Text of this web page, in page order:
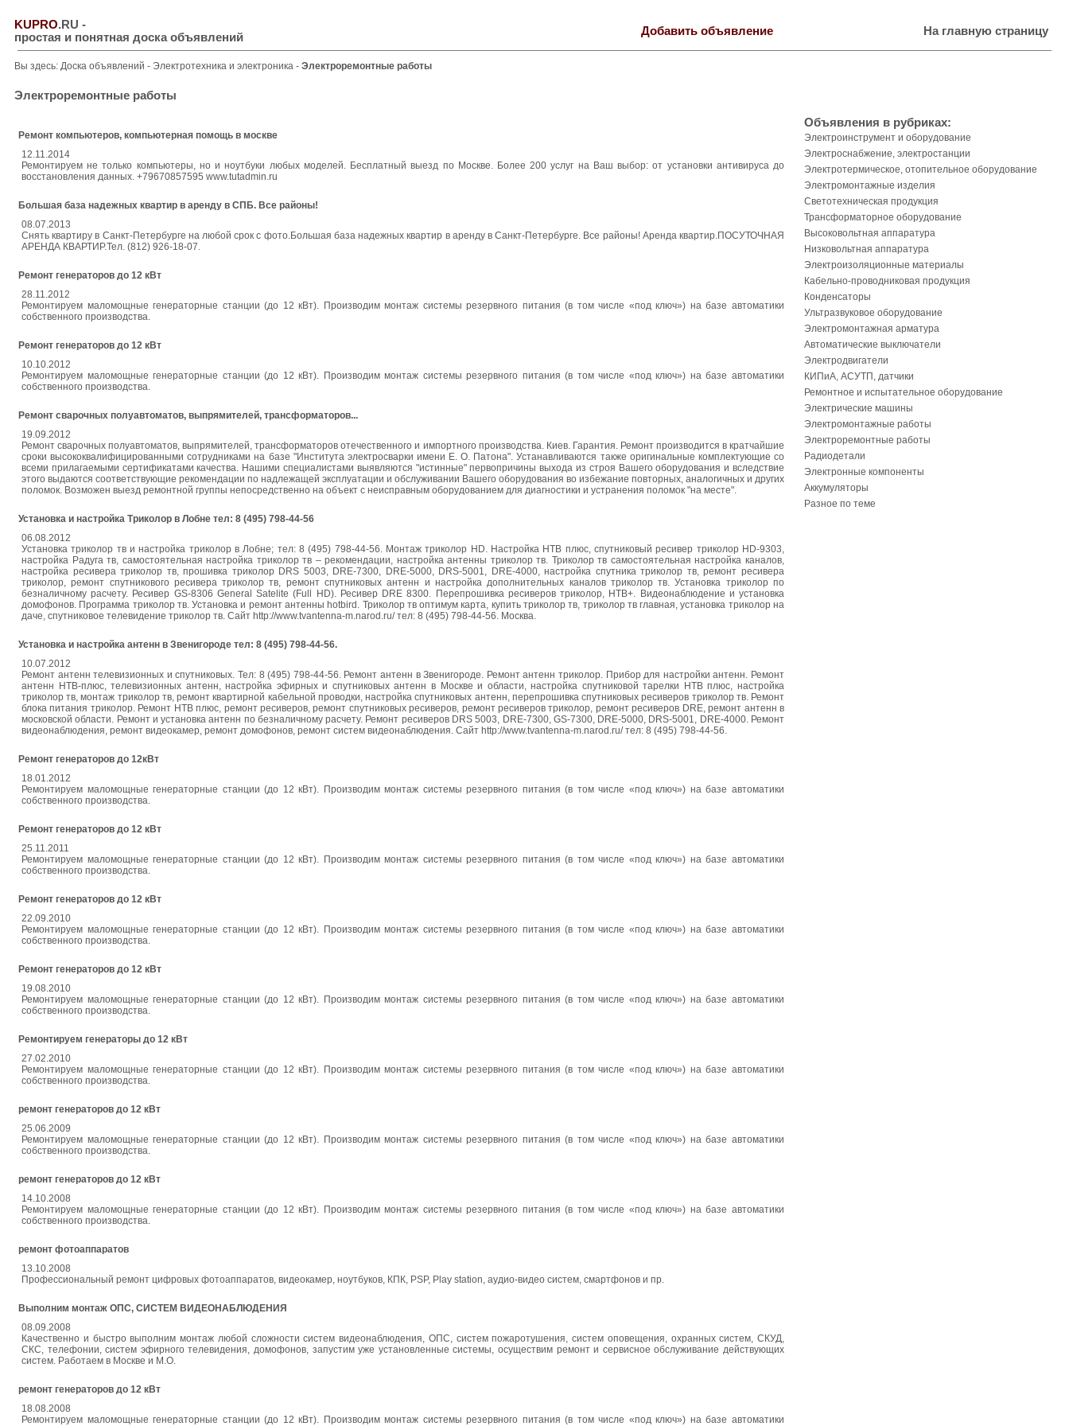
KUPRO.RU -
простая и понятная доска объявлений
Добавить объявление На главную страницу
Вы здесь: Доска объявлений - Электротехника и электроника - Электроремонтные работы
Электроремонтные работы
Ремонт компьютеров, компьютерная помощь в москве
12.11.2014
Ремонтируем не только компьютеры, но и ноутбуки любых моделей. Бесплатный выезд по Москве. Более 200 услуг на Ваш выбор: от установки антивируса до
восстановления данных. +79670857595 www.tutadmin.ru
Большая база надежных квартир в аренду в СПБ. Все районы!
08.07.2013
Снять квартиру в Санкт-Петербурге на любой срок с фото.Большая база надежных квартир в аренду в Санкт-Петербурге. Все районы! Аренда квартир.ПОСУТОЧНАЯ
АРЕНДА КВАРТИР.Тел. (812) 926-18-07.
Ремонт генераторов до 12 кВт
28.11.2012
Ремонтируем маломощные генераторные станции (до 12 кВт). Производим монтаж системы резервного питания (в том числе «под ключ») на базе автоматики
собственного производства.
Ремонт генераторов до 12 кВт
10.10.2012
Ремонтируем маломощные генераторные станции (до 12 кВт). Производим монтаж системы резервного питания (в том числе «под ключ») на базе автоматики
собственного производства.
Ремонт сварочных полуавтоматов, выпрямителей, трансформаторов...
19.09.2012
Ремонт сварочных полуавтоматов, выпрямителей, трансформаторов отечественного и импортного производства. Киев. Гарантия. Ремонт производится в кратчайшие
сроки высококвалифицированными сотрудниками на базе "Института электросварки имени Е. О. Патона". Устанавливаются также оригинальные комплектующие со
всеми прилагаемыми сертификатами качества. Нашими специалистами выявляются "истинные" первопричины выхода из строя Вашего оборудования и вследствие
этого выдаются соответствующие рекомендации по надлежащей эксплуатации и обслуживании Вашего оборудования во избежание повторных, аналогичных и других
поломок. Возможен выезд ремонтной группы непосредственно на объект с неисправным оборудованием для диагностики и устранения поломок "на месте".
Установка и настройка Триколор в Лобне тел: 8 (495) 798-44-56
06.08.2012
Установка триколор тв и настройка триколор в Лобне; тел: 8 (495) 798-44-56. Монтаж триколор HD. Настройка НТВ плюс, спутниковый ресивер триколор HD-9303,
настройка Радуга тв, самостоятельная настройка триколор тв – рекомендации, настройка антенны триколор тв. Триколор тв самостоятельная настройка каналов,
настройка ресивера триколор тв, прошивка триколор DRS 5003, DRE-7300, DRE-5000, DRS-5001, DRE-4000, настройка спутника триколор тв, ремонт ресивера
триколор, ремонт спутникового ресивера триколор тв, ремонт спутниковых антенн и настройка дополнительных каналов триколор тв. Установка триколор по
безналичному расчету. Ресивер GS-8306 General Satelite (Full HD). Ресивер DRE 8300. Перепрошивка ресиверов триколор, НТВ+. Видеонаблюдение и установка
домофонов. Программа триколор тв. Установка и ремонт антенны hotbird. Триколор тв оптимум карта, купить триколор тв, триколор тв главная, установка триколор на
даче, спутниковое телевидение триколор тв. Сайт http://www.tvantenna-m.narod.ru/ тел: 8 (495) 798-44-56. Москва.
Установка и настройка антенн в Звенигороде тел: 8 (495) 798-44-56.
10.07.2012
Ремонт антенн телевизионных и спутниковых. Тел: 8 (495) 798-44-56. Ремонт антенн в Звенигороде. Ремонт антенн триколор. Прибор для настройки антенн. Ремонт
антенн НТВ-плюс, телевизионных антенн, настройка эфирных и спутниковых антенн в Москве и области, настройка спутниковой тарелки НТВ плюс, настройка
триколор тв, монтаж триколор тв, ремонт квартирной кабельной проводки, настройка спутниковых антенн, перепрошивка спутниковых ресиверов триколор тв. Ремонт
блока питания триколор. Ремонт НТВ плюс, ремонт ресиверов, ремонт спутниковых ресиверов, ремонт ресиверов триколор, ремонт ресиверов DRE, ремонт антенн в
московской области. Ремонт и установка антенн по безналичному расчету. Ремонт ресиверов DRS 5003, DRE-7300, GS-7300, DRE-5000, DRS-5001, DRE-4000. Ремонт
видеонаблюдения, ремонт видеокамер, ремонт домофонов, ремонт систем видеонаблюдения. Сайт http://www.tvantenna-m.narod.ru/ тел: 8 (495) 798-44-56.
Ремонт генераторов до 12кВт
18.01.2012
Ремонтируем маломощные генераторные станции (до 12 кВт). Производим монтаж системы резервного питания (в том числе «под ключ») на базе автоматики
собственного производства.
Ремонт генераторов до 12 кВт
25.11.2011
Ремонтируем маломощные генераторные станции (до 12 кВт). Производим монтаж системы резервного питания (в том числе «под ключ») на базе автоматики
собственного производства.
Ремонт генераторов до 12 кВт
22.09.2010
Ремонтируем маломощные генераторные станции (до 12 кВт). Производим монтаж системы резервного питания (в том числе «под ключ») на базе автоматики
собственного производства.
Ремонт генераторов до 12 кВт
19.08.2010
Ремонтируем маломощные генераторные станции (до 12 кВт). Производим монтаж системы резервного питания (в том числе «под ключ») на базе автоматики
собственного производства.
Ремонтируем генераторы до 12 кВт
27.02.2010
Ремонтируем маломощные генераторные станции (до 12 кВт). Производим монтаж системы резервного питания (в том числе «под ключ») на базе автоматики
собственного производства.
ремонт генераторов до 12 кВт
25.06.2009
Ремонтируем маломощные генераторные станции (до 12 кВт). Производим монтаж системы резервного питания (в том числе «под ключ») на базе автоматики
собственного производства.
ремонт генераторов до 12 кВт
14.10.2008
Ремонтируем маломощные генераторные станции (до 12 кВт). Производим монтаж системы резервного питания (в том числе «под ключ») на базе автоматики
собственного производства.
ремонт фотоаппаратов
13.10.2008
Профессиональный ремонт цифровых фотоаппаратов, видеокамер, ноутбуков, КПК, PSP, Play station, аудио-видео систем, смартфонов и пр.
Выполним монтаж ОПС, СИСТЕМ ВИДЕОНАБЛЮДЕНИЯ
08.09.2008
Качественно и быстро выполним монтаж любой сложности систем видеонаблюдения, ОПС, систем пожаротушения, систем оповещения, охранных систем, СКУД,
СКС, телефонии, систем эфирного телевидения, домофонов, запустим уже установленные системы, осуществим ремонт и сервисное обслуживание действующих
систем. Работаем в Москве и М.О.
ремонт генераторов до 12 кВт
18.08.2008
Ремонтируем маломощные генераторные станции (до 12 кВт). Производим монтаж системы резервного питания (в том числе «под ключ») на базе автоматики
Объявления в рубриках:
Электроинструмент и оборудование
Электроснабжение, электростанции
Электротермическое, отопительное оборудование
Электромонтажные изделия
Светотехническая продукция
Трансформаторное оборудование
Высоковольтная аппаратура
Низковольтная аппаратура
Электроизоляционные материалы
Кабельно-проводниковая продукция
Конденсаторы
Ультразвуковое оборудование
Электромонтажная арматура
Автоматические выключатели
Электродвигатели
КИПиА, АСУТП, датчики
Ремонтное и испытательное оборудование
Электрические машины
Электромонтажные работы
Электроремонтные работы
Радиодетали
Электронные компоненты
Аккумуляторы
Разное по теме